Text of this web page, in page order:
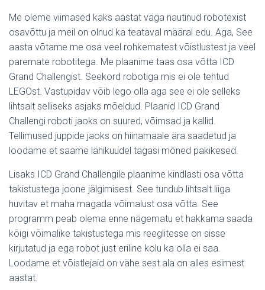
Me oleme viimased kaks aastat väga nautinud robotexist
osavõttu ja meil on olnud ka teataval määral edu. Aga, See
aasta võtame me osa veel rohkematest võistlustest ja veel
paremate robotitega. Me plaanime taas osa võtta ICD
Grand Challengist. Seekord robotiga mis ei ole tehtud
LEGOst. Vastupidav võib lego olla aga see ei ole selleks
lihtsalt selliseks asjaks mõeldud. Plaanid ICD Grand
Challengi roboti jaoks on suured, võimsad ja kallid.
Tellimused juppide jaoks on hiinamaale ära saadetud ja
loodame et saame lähikuudel tagasi mõned pakikesed.
Lisaks ICD Grand Challengile plaanime kindlasti osa võtta
takistustega joone jälgimisest. See tundub lihtsalt liiga
huvitav et maha magada võimalust osa võtta. See
programm peab olema enne nägematu et hakkama saada
kõigi võimalike takistustega mis reeglitesse on sisse
kirjutatud ja ega robot just eriline kolu ka olla ei saa.
Loodame et võistlejaid on vähe sest ala on alles esimest
aastat.